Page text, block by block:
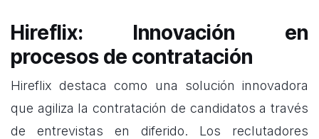
Hireflix: Innovación en
procesos de contratación
Hireflix destaca como una solución innovadora
que agiliza la contratación de candidatos a través
de entrevistas en diferido. Los reclutadores